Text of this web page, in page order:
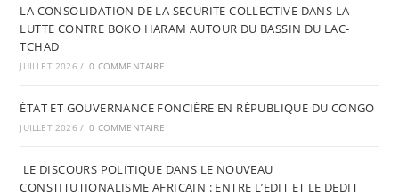
LA CONSOLIDATION DE LA SECURITE COLLECTIVE DANS LA
LUTTE CONTRE BOKO HARAM AUTOUR DU BASSIN DU LAC-
TCHAD
JUILLET 2026 / 0 COMMENTAIRE
ÉTAT ET GOUVERNANCE FONCIÈRE EN RÉPUBLIQUE DU CONGO
JUILLET 2026 / 0 COMMENTAIRE
LE DISCOURS POLITIQUE DANS LE NOUVEAU
CONSTITUTIONALISME AFRICAIN : ENTRE L’EDIT ET LE DEDIT